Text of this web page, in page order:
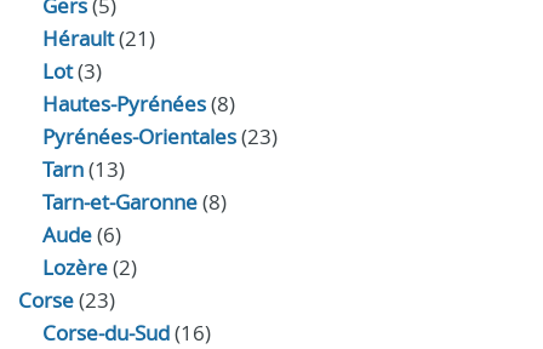
Hérault(21)
Lot(3)
Hautes-Pyrénées(8)
Pyrénées-Orientales(23)
Tarn(13)
Tarn-et-Garonne(8)
Aude(6)
Lozère(2)
Corse(23)
Corse-du-Sud(16)